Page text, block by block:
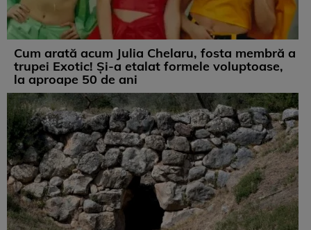
Cum arată acum Julia Chelaru, fosta membră a
trupei Exotic! Și-a etalat formele voluptoase,
la aproape 50 de ani